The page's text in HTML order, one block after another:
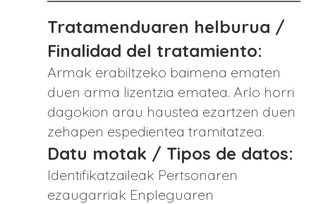
Tratamenduaren helburua /
Finalidad del tratamiento:
Armak erabiltzeko baimena ematen
duen arma lizentzia ematea. Arlo horri
dagokion arau haustea ezartzen duen
zehapen espedientea tramitatzea.
Datu motak / Tipos de datos:
Identifikatzaileak Pertsonaren
ezaugarriak Enpleguaren